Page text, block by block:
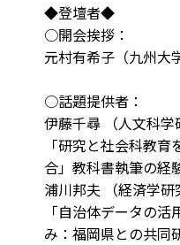
◆登壇者◆
○開会挨拶：
元村有希子（九州大
○話題提供者：
伊藤千尋 （人文科学
「研究と社会科教
合」教科書執筆の経
浦川邦夫 （経済学研
「自治体データの
み：福岡県との共同